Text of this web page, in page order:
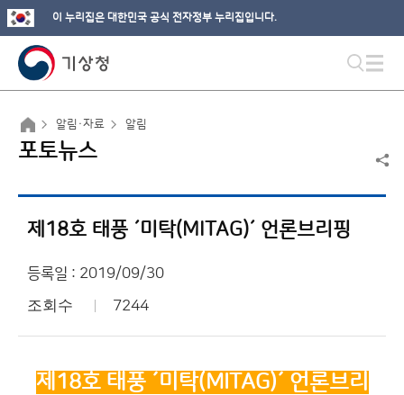
이 누리집은 대한민국 공식 전자정부 누리집입니다.
알림·자료 알림
포토뉴스
제18호 태풍 ´미탁(MITAG)´ 언론브리핑
등록일 : 2019/09/30
조회수 7244
제18호 태풍 ´미탁(MITAG)´ 언론브리